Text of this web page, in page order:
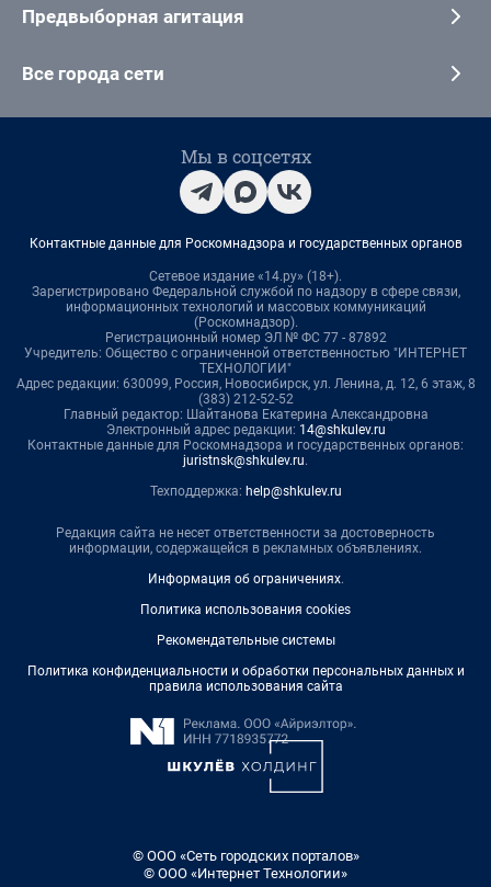
Предвыборная агитация
Все города сети
Мы в соцсетях
Контактные данные для Роскомнадзора и государственных органов
Сетевое издание «14.ру» (18+).
Зарегистрировано Федеральной службой по надзору в сфере связи,
информационных технологий и массовых коммуникаций
(Роскомнадзор).
Регистрационный номер ЭЛ № ФС 77 - 87892
Учредитель: Общество с ограниченной ответственностью "ИНТЕРНЕТ
ТЕХНОЛОГИИ"
Адрес редакции: 630099, Россия, Новосибирск, ул. Ленина, д. 12, 6 этаж, 8
(383) 212-52-52
Главный редактор: Шайтанова Екатерина Александровна
Электронный адрес редакции: 14@shkulev.ru
Контактные данные для Роскомнадзора и государственных органов:
juristnsk@shkulev.ru.
Техподдержка: help@shkulev.ru
Редакция сайта не несет ответственности за достоверность
информации, содержащейся в рекламных объявлениях.
Информация об ограничениях.
Политика использования cookies
Рекомендательные системы
Политика конфиденциальности и обработки персональных данных и
правила использования сайта
© ООО «Сеть городских порталов»
© ООО «Интернет Технологии»